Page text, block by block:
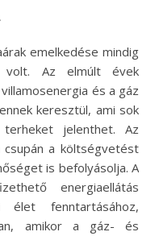
Az elmúlt évek
és a gáz
keresztül, ami sok
terheket jelenthet. Az
csupán a költségvetést
is befolyásolja. A
energiaellátás
élet fenntartásához,
amikor a gáz- és